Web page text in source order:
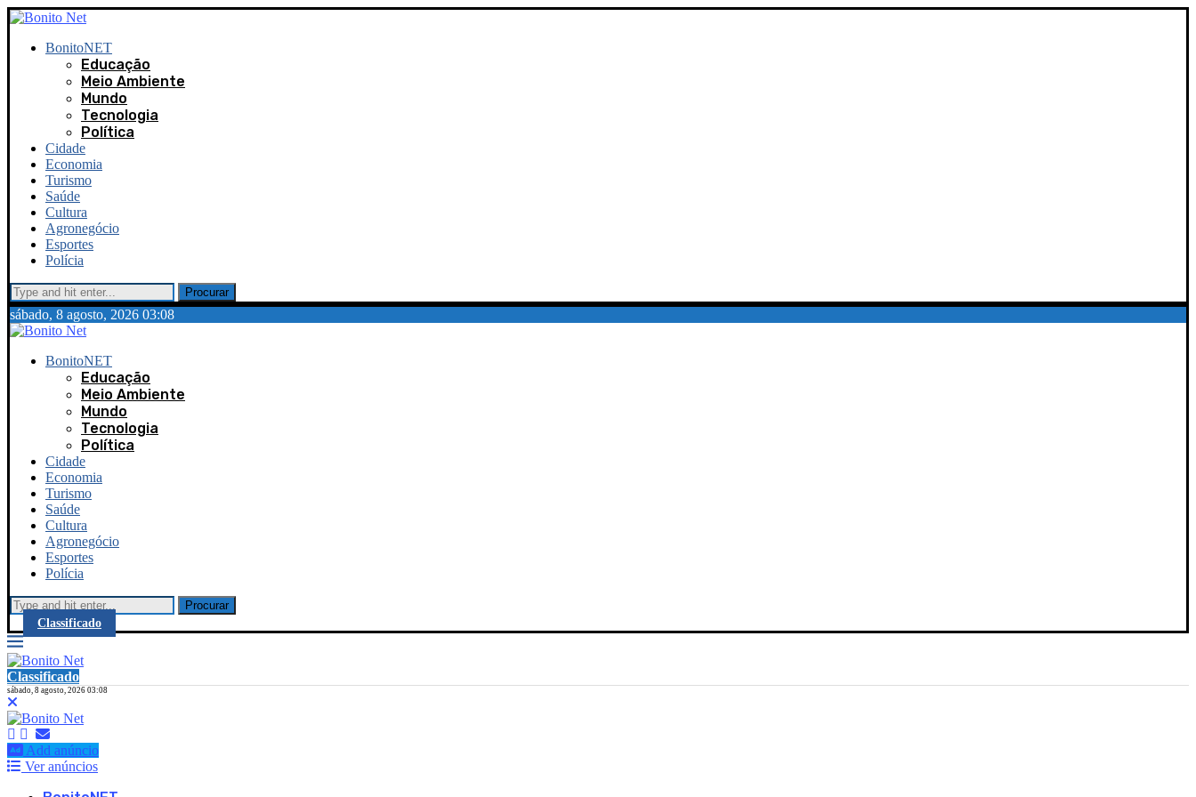
BonitoNET
Educação
Meio Ambiente
Mundo
Tecnologia
Política
Cidade
Economia
Turismo
Saúde
Cultura
Agronegócio
Esportes
Polícia
Procurar
sábado, 8 agosto, 2026 03:08
BonitoNET
Educação
Meio Ambiente
Mundo
Tecnologia
Política
Cidade
Economia
Turismo
Saúde
Cultura
Agronegócio
Esportes
Polícia
Procurar
Classificado
Classificado
sábado, 8 agosto, 2026 03:08
Add anúncio
Ver anúncios